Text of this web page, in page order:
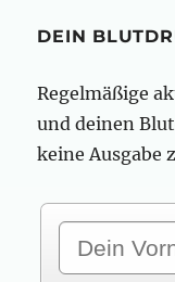
DEIN
Regelmäßige
und deinen
keine Ausgabe